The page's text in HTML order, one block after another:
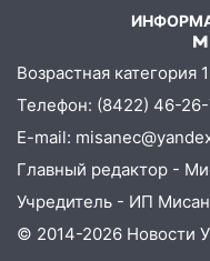
смертельная
05:00 Боль,
дисков: как
незаметно
03:00 День
внезапных
на 10 августа
Возрастная категория
Телефон: (8422) 46-
E-mail:
Главный редактор -
Учредитель - ИП
© 2014-2026 Новости